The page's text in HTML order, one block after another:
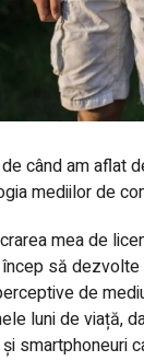
când am aflat
mediilor de
mea de
să
de
luni de viață,
smartphoneuri